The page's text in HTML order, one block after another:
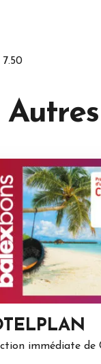
Autres
immédiate de